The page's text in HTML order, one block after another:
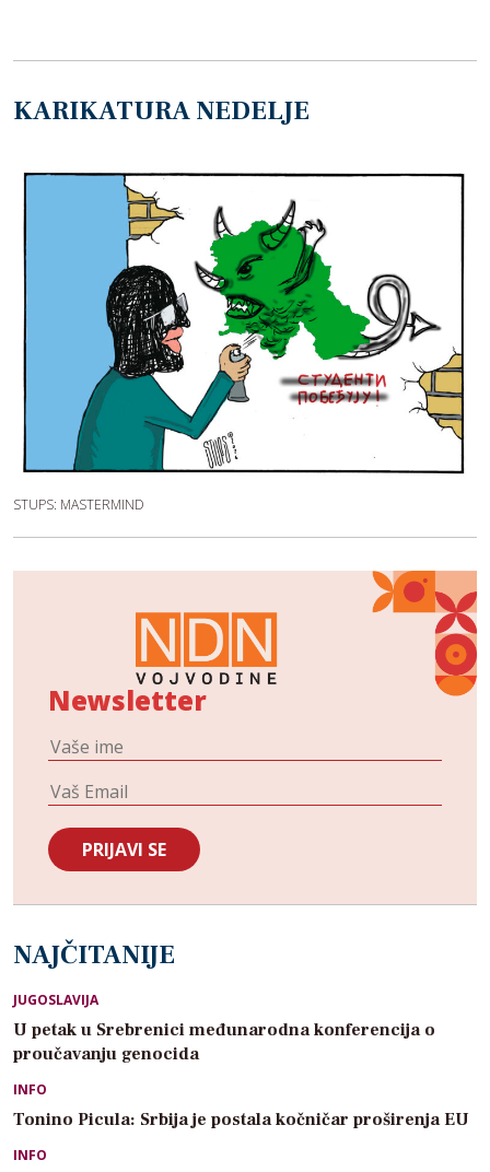
KARIKATURA NEDELJE
STUPS: MASTERMIND
Newsletter
NAJČITANIJE
JUGOSLAVIJA
U petak u Srebrenici međunarodna konferencija o
proučavanju genocida
INFO
Tonino Picula: Srbija je postala kočničar proširenja EU
INFO